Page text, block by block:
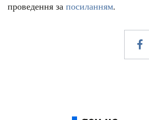
проведення за посиланням.